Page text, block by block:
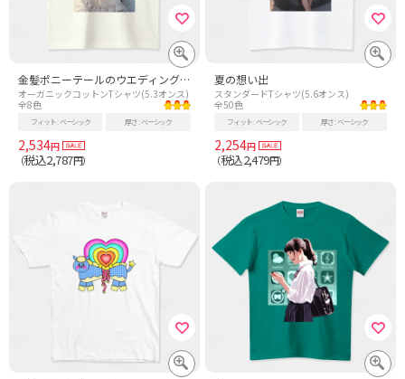
金髪ポニーテールのウエディングドレス
オーガニックコットンTシャツ(5.3オンス)
全8色
フィット ベーシック 厚さ ベーシック
2,534円
（税込2,787円）
夏の想い出
スタンダードTシャツ(5.6オンス)
全50色
フィット ベーシック 厚さ ベーシック
2,254円
（税込2,479円）